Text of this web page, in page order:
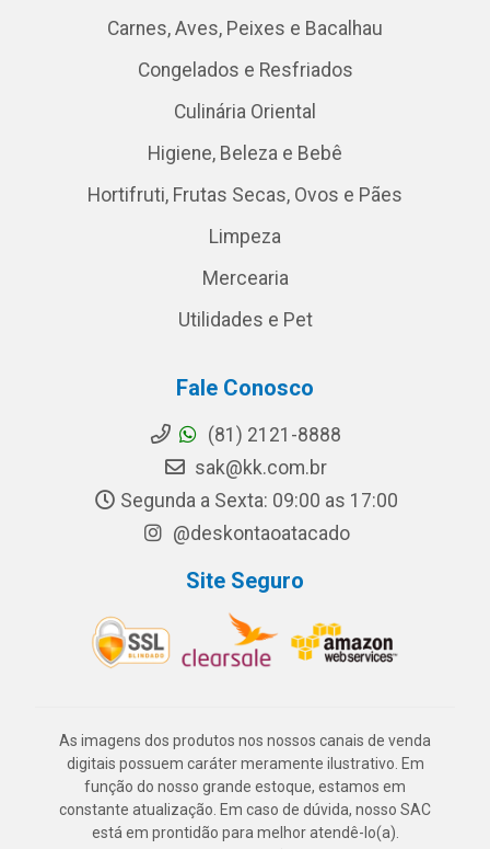
Carnes, Aves, Peixes e Bacalhau
Congelados e Resfriados
Culinária Oriental
Higiene, Beleza e Bebê
Hortifruti, Frutas Secas, Ovos e Pães
Limpeza
Mercearia
Utilidades e Pet
Fale Conosco
(81) 2121-8888
sak@kk.com.br
Segunda a Sexta: 09:00 as 17:00
@deskontaoatacado
Site Seguro
As imagens dos produtos nos nossos canais de venda
digitais possuem caráter meramente ilustrativo. Em
função do nosso grande estoque, estamos em
constante atualização. Em caso de dúvida, nosso SAC
está em prontidão para melhor atendê-lo(a).